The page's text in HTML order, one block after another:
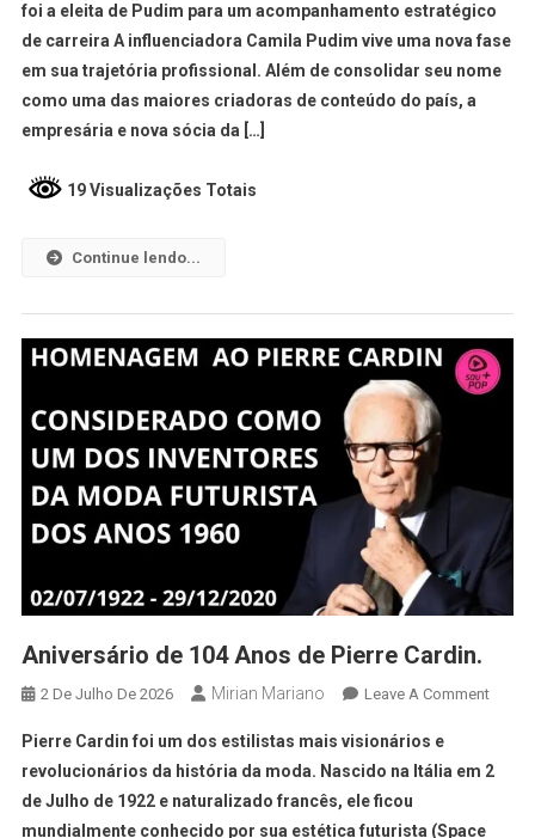
foi a eleita de Pudim para um acompanhamento estratégico
de carreira A influenciadora Camila Pudim vive uma nova fase
em sua trajetória profissional. Além de consolidar seu nome
como uma das maiores criadoras de conteúdo do país, a
empresária e nova sócia da […]
19 Visualizações Totais
Continue lendo...
Aniversário de 104 Anos de Pierre Cardin.
2 De Julho De 2026 Mirian Mariano Leave A Comment
Pierre Cardin foi um dos estilistas mais visionários e
revolucionários da história da moda. Nascido na Itália em 2
de Julho de 1922 e naturalizado francês, ele ficou
mundialmente conhecido por sua estética futurista (Space